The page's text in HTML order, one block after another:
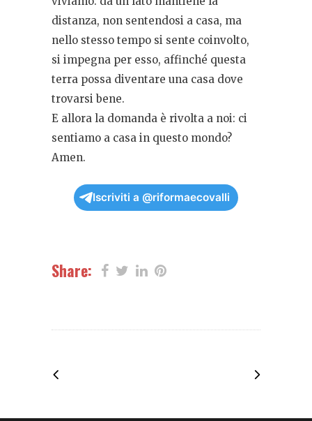
distanza, non sentendosi a casa, ma
nello stesso tempo si sente coinvolto,
si impegna per esso, affinché questa
terra possa diventare una casa dove
trovarsi bene.
E allora la domanda è rivolta a noi: ci
sentiamo a casa in questo mondo?
Amen.
Iscriviti a @riformaecovalli
Share: